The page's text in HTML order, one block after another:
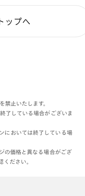
ップへ
止いたします。
了している場合がございま
においては終了している場
の価格と異なる場合がござ
ください。